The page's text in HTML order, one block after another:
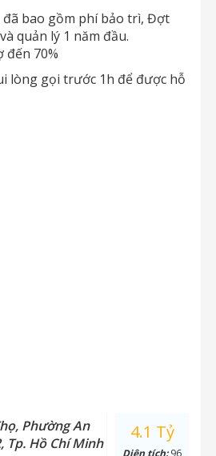
đã bao gồm phí bảo trì, Đợt
quản lý 1 năm đầu.
đến 70%
lòng gọi trước 1h để được hỗ
Phường An
Tp. Hồ Chí Minh
4.1 Tỷ
Diện tích:96